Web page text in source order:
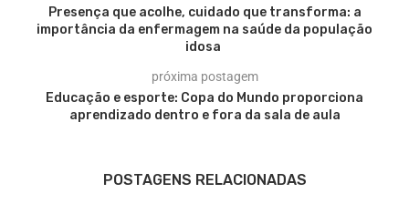
Presença que acolhe, cuidado que transforma: a
importância da enfermagem na saúde da população
idosa
próxima postagem
Educação e esporte: Copa do Mundo proporciona
aprendizado dentro e fora da sala de aula
POSTAGENS RELACIONADAS